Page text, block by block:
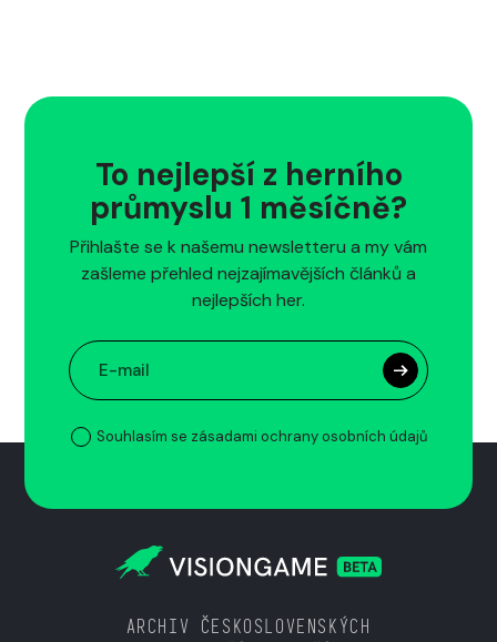
To nejlepší z herního
průmyslu 1 měsíčně?
Přihlašte se k našemu newsletteru a my vám
zašleme přehled nejzajímavějších článků a
nejlepších her.
Souhlasím se zásadami ochrany osobních údajů
ARCHIV ČESKOSLOVENSKÝCH